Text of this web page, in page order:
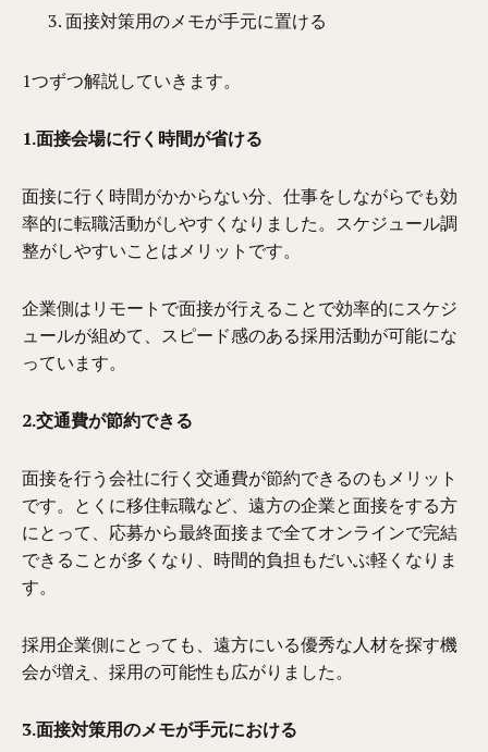
面接対策用のメモが手元に置ける
1つずつ解説していきます。
1.面接会場に行く時間が省ける
面接に行く時間がかからない分、仕事をしながらでも効
率的に転職活動がしやすくなりました。 スケジュール調
整がしやすいことはメリットです。
企業側はリモートで面接が行えることで効率的にスケジ
ュールが組めて、スピード感のある採用活動が可能にな
っています。
2.交通費が節約できる
面接を行う会社に行く交通費が節約できるのもメリット
です。 とく に移住転職など、遠方の企業と面接をする方
にとって、応募から最終面接まで全てオンラインで完結
できることが多くなり、時間的負担 もだいぶ軽くなりま
す。
採用企業側にとっても、遠方にいる優秀な人材を探す機
会が増え、採用の可能性も広がりました。
3.面接対策用のメモが手元における